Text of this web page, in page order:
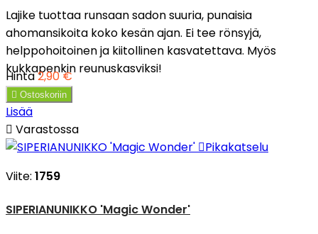
Lajike tuottaa runsaan sadon suuria, punaisia
ahomansikoita koko kesän ajan. Ei tee rönsyjä,
helppohoitoinen ja kiitollinen kasvatettava. Myös
kukkapenkin reunuskasviksi!
Hinta2,90 €
 Ostoskoriin
Lisää
 Varastossa
Pikakatselu
Viite: 1759
SIPERIANUNIKKO 'Magic Wonder'